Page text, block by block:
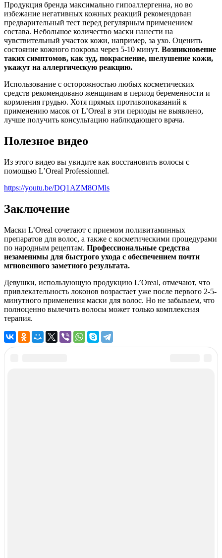
Продукция бренда максимально гипоаллергенна, но во
избежание негативных кожных реакций рекомендован
предварительный тест перед регулярным применением
состава. Небольшое количество маски нанести на
чувствительный участок кожи, например, за ухо. Оценить
состояние кожного покрова через 5-10 минут. Возникновение
таких симптомов, как зуд, покраснение, шелушение кожи,
укажут на аллергическую реакцию.
Использование с осторожностью любых косметических
средств рекомендовано женщинам в период беременности и
кормления грудью. Хотя прямых противопоказаний к
применению масок от L’Oreal в эти периоды не выявлено,
лучше получить консультацию наблюдающего врача.
Полезное видео
Из этого видео вы увидите как восстановить волосы с
помощью L’Oreal Professionnel.
https://youtu.be/DQ1AZM8OMls
Заключение
Маски L’Oreal сочетают с приемом поливитаминных
препаратов для волос, а также с косметическими процедурами
по народным рецептам. Профессиональные средства
незаменимы для быстрого ухода с обеспечением почти
мгновенного заметного результата.
Девушки, использующую продукцию L’Oreal, отмечают, что
привлекательность локонов возрастает уже после первого 2-5-
минутного применения маски для волос. Но не забываем, что
полноценно вылечить волосы может только комплексная
терапия.
11111